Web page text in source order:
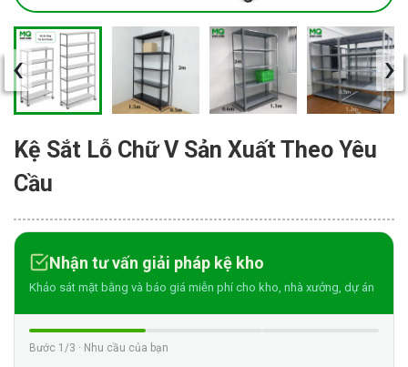
‹ ›
Kệ Sắt Lỗ Chữ V Sản Xuất Theo Yêu
Cầu
Nhận tư vấn giải pháp kệ kho
Khảo sát mặt bằng và báo giá miễn phí cho kho, nhà xưởng, dự án
Bước 1/3 · Nhu cầu của bạn